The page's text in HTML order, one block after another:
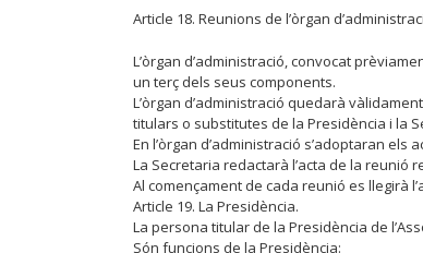
Article 18. Reunions de l’òrgan
L’òrgan d’administració, convocat
un terç dels seus components.
L’òrgan d’administració quedarà
titulars o substitutes de la Presidència i la
En l’òrgan d’administració s’adoptaran
La Secretaria redactarà l’acta de la reunió
Al començament de cada reunió es llegirà
Article 19. La Presidència.
La persona titular de la Presidència de
Són funcions de la Presidència: